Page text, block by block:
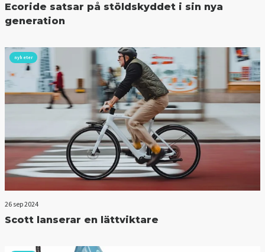
Ecoride satsar på stöldskyddet i sin nya
generation
nyheter
26 sep 2024
Scott lanserar en lättviktare